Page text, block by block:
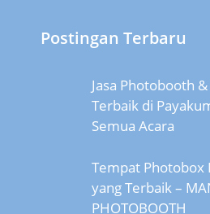
Postingan Terbaru
Jasa Photobooth
Terbaik di
Semua Acara
Tempat Photobox
yang Terbaik –
PHOTOBOOTH